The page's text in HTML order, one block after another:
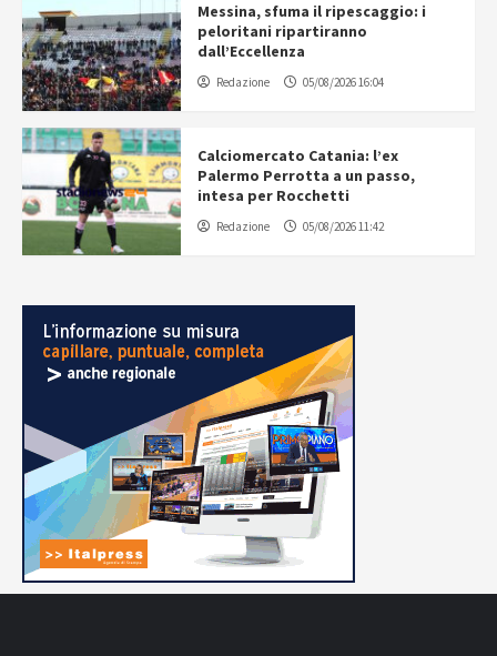
Messina, sfuma il ripescaggio: i
peloritani ripartiranno
dall’Eccellenza
Redazione 05/08/2026 16:04
Calciomercato Catania: l’ex
Palermo Perrotta a un passo,
intesa per Rocchetti
Redazione 05/08/2026 11:42